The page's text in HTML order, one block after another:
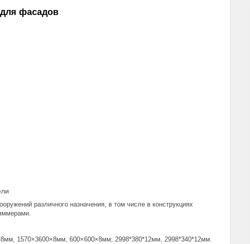
фасадов
различного назначения, в том числе в конструкциях
1570×3600×8мм, 600×600×8мм; 2998*380*12мм, 2998*340*12мм.